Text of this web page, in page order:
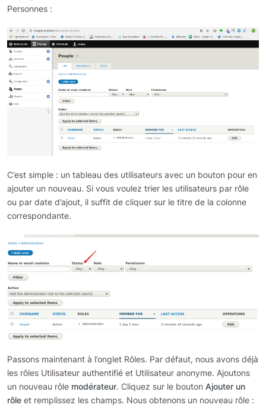
Personnes :
C’est simple : un tableau des utilisateurs avec un bouton pour en
ajouter un nouveau. Si vous voulez trier les utilisateurs par rôle
ou par date d’ajout, il suffit de cliquer sur le titre de la colonne
correspondante.
Passons maintenant à l’onglet Rôles. Par défaut, nous avons déjà
les rôles Utilisateur authentifié et Utilisateur anonyme. Ajoutons
un nouveau rôle modérateur. Cliquez sur le bouton Ajouter un
rôle et remplissez les champs. Nous obtenons un nouveau rôle :